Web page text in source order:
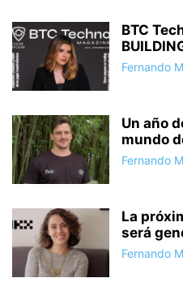
BTC
Fernando
Un año
mundo
Fernando
La
será
Fernando